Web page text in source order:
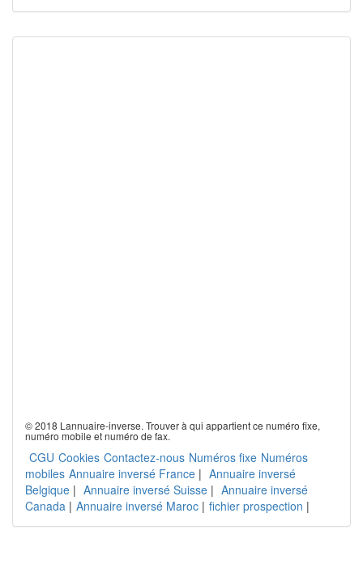
© 2018 Lannuaire-inverse. Trouver à qui appartient ce numéro fixe,
numéro mobile et numéro de fax.
CGU Cookies Contactez-nous Numéros fixe Numéros
mobiles Annuaire inversé France | Annuaire inversé
Belgique | Annuaire inversé Suisse | Annuaire inversé
Canada | Annuaire inversé Maroc | fichier prospection |